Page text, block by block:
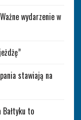
wydarzenie w
stawiają na
to